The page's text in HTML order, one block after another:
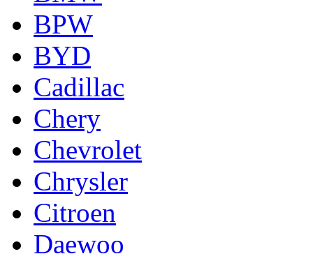
BPW
BYD
Cadillac
Chery
Chevrolet
Chrysler
Citroen
Daewoo